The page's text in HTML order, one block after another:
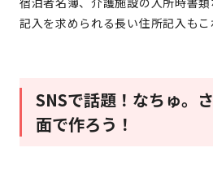
記入を求められる長い住所記入もこ
SNSで話題！なちゅ。
面で作ろう！